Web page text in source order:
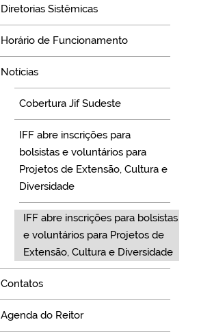
Diretorias Sistêmicas
Horário de Funcionamento
Notícias
Cobertura Jif Sudeste
IFF abre inscrições para
bolsistas e voluntários para
Projetos de Extensão, Cultura e
Diversidade
IFF abre inscrições para bolsistas
e voluntários para Projetos de
Extensão, Cultura e Diversidade
Contatos
Agenda do Reitor